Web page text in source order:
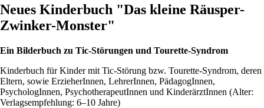
Neues Kinderbuch "Das kleine Räusper-
Zwinker-Monster"
Ein Bilderbuch zu Tic-Störungen und Tourette-Syndrom
Kinderbuch für Kinder mit Tic-Störung bzw. Tourette-Syndrom, deren
Eltern, sowie ErzieherInnen, LehrerInnen, PädagogInnen,
PsychologInnen, PsychotherapeutInnen und KinderärztInnen (Alter:
Verlagsempfehlung: 6–10 Jahre)